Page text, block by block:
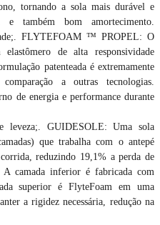
tornando a sola mais durável e
também bom amortecimento.
FLYTEFOAM ™ PROPEL: O
de alta responsividade
patenteada é extremamente
a outras tecnologias.
de energia e performance durante
leveza;. GUIDESOLE: Uma sola
que trabalha com o antepé
reduzindo 19,1% a perda de
camada inferior é fabricada com
superior é FlyteFoam em uma
a rigidez necessária, redução na